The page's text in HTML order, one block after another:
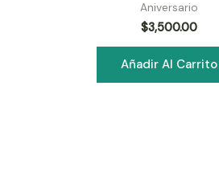
Aniversario
$3,500.00
Añadir Al Carrito